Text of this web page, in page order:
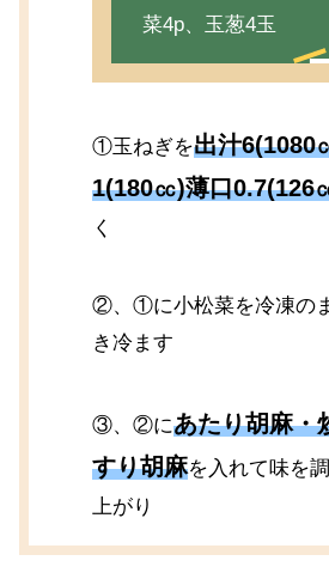
菜4p、玉葱4玉
①玉ねぎを出汁6(1080
1(180㏄)薄口0.7(126
く
②、①に小松菜を冷凍の
き冷ます
③、②にあたり胡麻・
すり胡麻を入れて味を
上がり